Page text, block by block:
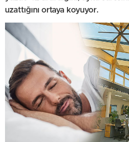
uzattığını ortaya koyuyor.